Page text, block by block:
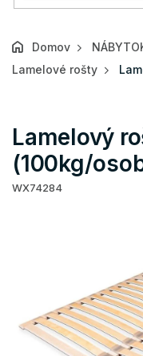
Domov
Lamelové rošty
Lamelový
(100kg/
WX74284